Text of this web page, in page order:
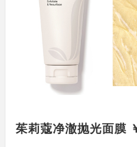
茱莉蔻净澈抛光面